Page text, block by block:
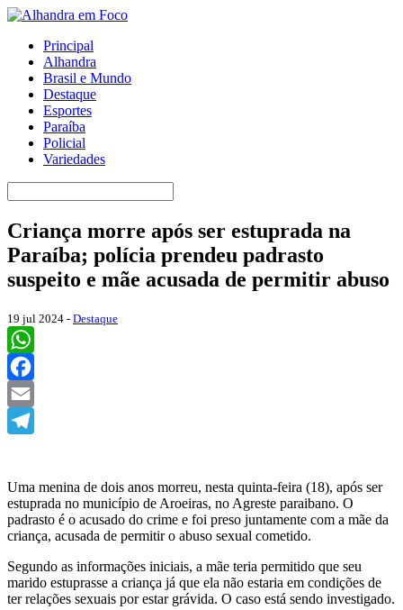
Principal
Alhandra
Brasil e Mundo
Destaque
Esportes
Paraíba
Policial
Variedades
Criança morre após ser estuprada na
Paraíba; polícia prendeu padrasto
suspeito e mãe acusada de permitir abuso
19 jul 2024 - Destaque
WhatsApp
Facebook
Email
Uma menina de dois anos morreu, nesta quinta-feira (18), após ser
estuprada no município de Aroeiras, no Agreste paraibano. O
padrasto é o acusado do crime e foi preso juntamente com a mãe da
criança, acusada de permitir o abuso sexual cometido.
Segundo as informações iniciais, a mãe teria permitido que seu
marido estuprasse a criança já que ela não estaria em condições de
ter relações sexuais por estar grávida. O caso está sendo investigado.